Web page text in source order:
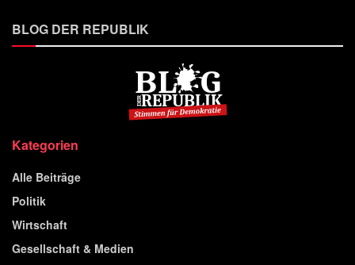
BLOG DER REPUBLIK
Kategorien
Alle Beiträge
Politik
Wirtschaft
Gesellschaft & Medien